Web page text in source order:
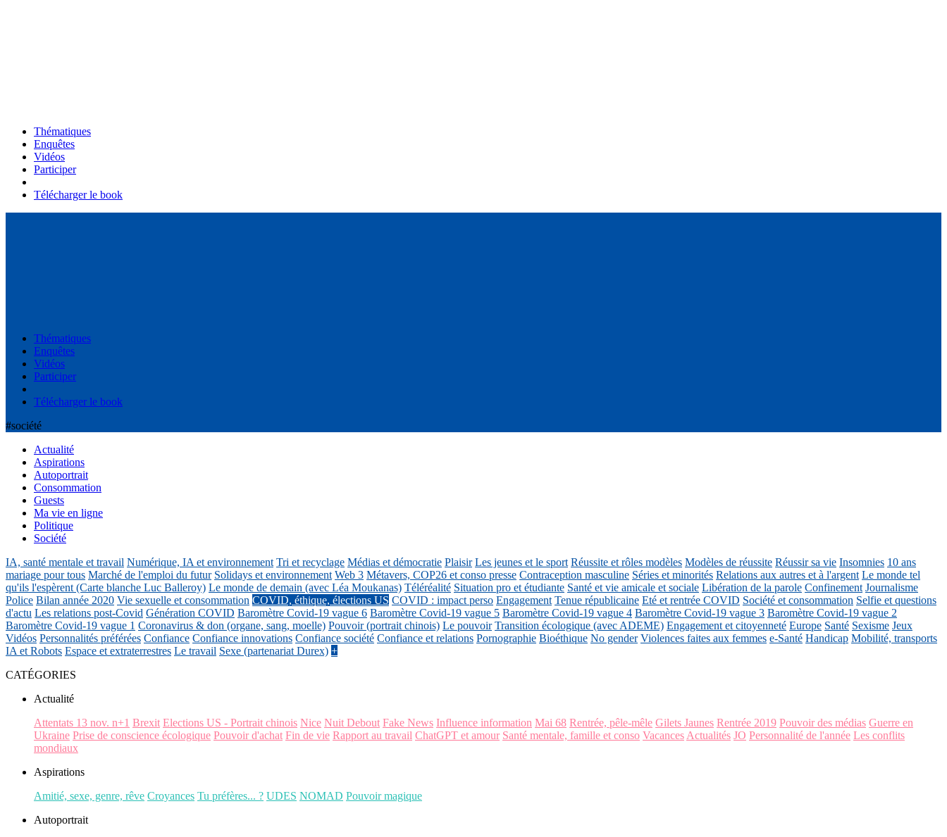
Thématiques
Enquêtes
Vidéos
Participer
Télécharger le book
Thématiques
Enquêtes
Vidéos
Participer
Télécharger le book
#société
Actualité
Aspirations
Autoportrait
Consommation
Guests
Ma vie en ligne
Politique
Société
IA, santé mentale et travail Numérique, IA et environnement Tri et recyclage Médias et démocratie Plaisir Les jeunes et le sport Réussite et rôles modèles Modèles de réussite Réussir sa vie Insomnies 10 ans
mariage pour tous Marché de l'emploi du futur Solidays et environnement Web 3 Métavers, COP26 et conso presse Contraception masculine Séries et minorités Relations aux autres et à l'argent Le monde tel
qu'ils l'espèrent (Carte blanche Luc Balleroy) Le monde de demain (avec Léa Moukanas) Téléréalité Situation pro et étudiante Santé et vie amicale et sociale Libération de la parole Confinement Journalisme
Police Bilan année 2020 Vie sexuelle et consommation COVID, éthique, élections US COVID : impact perso Engagement Tenue républicaine Eté et rentrée COVID Société et consommation Selfie et questions
d'actu Les relations post-Covid Génération COVID Baromètre Covid-19 vague 6 Baromètre Covid-19 vague 5 Baromètre Covid-19 vague 4 Baromètre Covid-19 vague 3 Baromètre Covid-19 vague 2
Baromètre Covid-19 vague 1 Coronavirus & don (organe, sang, moelle) Pouvoir (portrait chinois) Le pouvoir Transition écologique (avec ADEME) Engagement et citoyenneté Europe Santé Sexisme Jeux
Vidéos Personnalités préférées Confiance Confiance innovations Confiance société Confiance et relations Pornographie Bioéthique No gender Violences faites aux femmes e-Santé Handicap Mobilité, transports
IA et Robots Espace et extraterrestres Le travail Sexe (partenariat Durex) +
CATÉGORIES
Actualité
Attentats 13 nov. n+1 Brexit Elections US - Portrait chinois Nice Nuit Debout Fake News Influence information Mai 68 Rentrée, pêle-mêle Gilets Jaunes Rentrée 2019 Pouvoir des médias Guerre en
Ukraine Prise de conscience écologique Pouvoir d'achat Fin de vie Rapport au travail ChatGPT et amour Santé mentale, famille et conso Vacances Actualités JO Personnalité de l'année Les conflits
mondiaux
Aspirations
Amitié, sexe, genre, rêve Croyances Tu préfères... ? UDES NOMAD Pouvoir magique
Autoportrait